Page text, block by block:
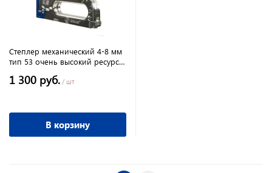
Степлер механический 4-8 мм
тип 53 очень высокий ресурс
1 300 руб. / шт
В корзину